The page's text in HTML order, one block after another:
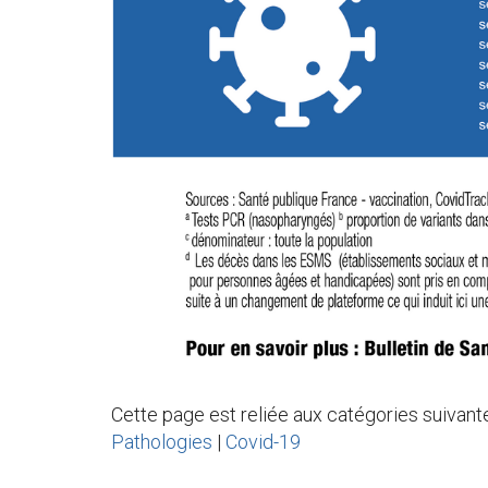
Cette page est reliée aux catégories
Pathologies | Covid-19